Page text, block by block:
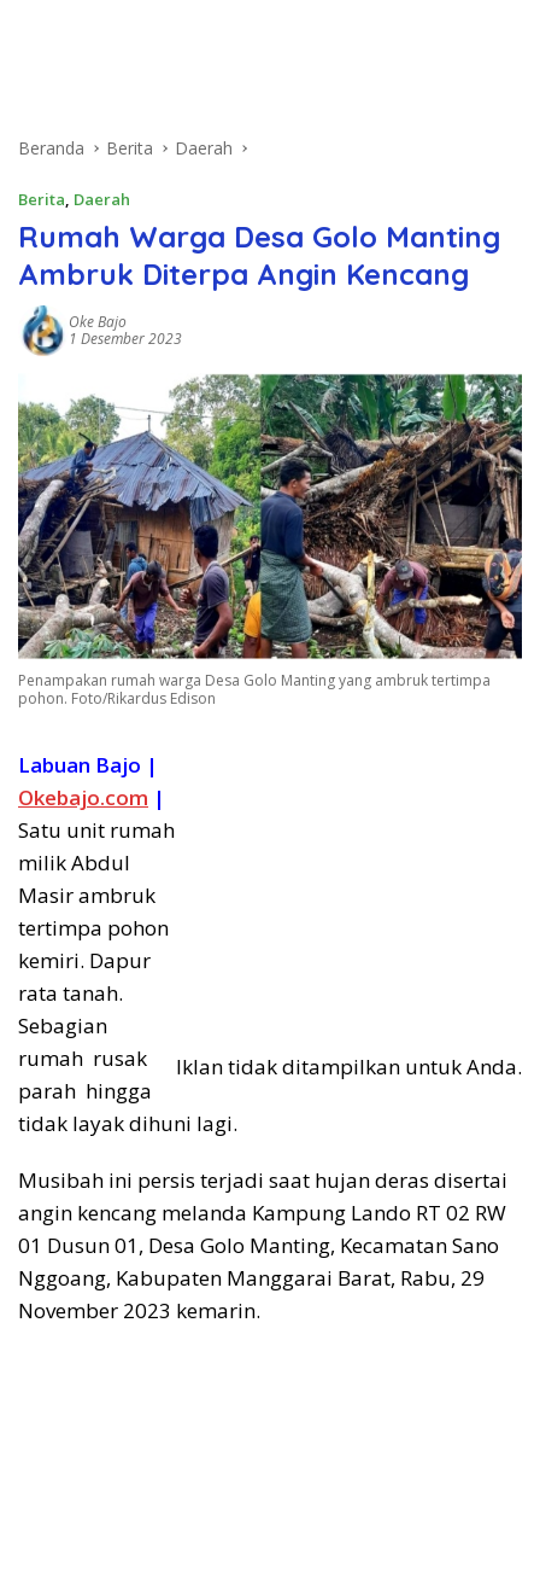
Beranda Berita Daerah
Berita, Daerah
Rumah Warga Desa Golo Manting
Ambruk Diterpa Angin Kencang
Oke Bajo
1 Desember 2023
Penampakan rumah warga Desa Golo Manting yang ambruk tertimpa
pohon. Foto/Rikardus Edison
Iklan tidak ditampilkan untuk Anda.
Labuan Bajo |
Okebajo.com |
Satu unit rumah
milik Abdul
Masir ambruk
tertimpa pohon
kemiri. Dapur
rata tanah.
Sebagian
rumah rusak
parah hingga
tidak layak dihuni lagi.
Musibah ini persis terjadi saat hujan deras disertai
angin kencang melanda Kampung Lando RT 02 RW
01 Dusun 01, Desa Golo Manting, Kecamatan Sano
Nggoang, Kabupaten Manggarai Barat, Rabu, 29
November 2023 kemarin.